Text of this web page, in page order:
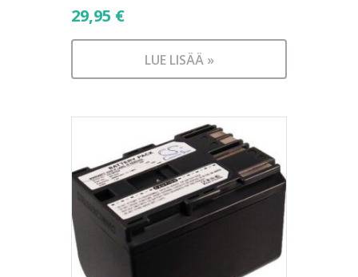
29,95 €
LUE LISÄÄ »